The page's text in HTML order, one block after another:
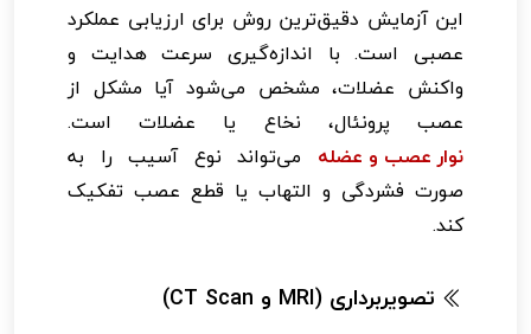
این آزمایش دقیق‌ترین روش برای ارزیابی عملکرد
عصبی است. با اندازه‌گیری سرعت هدایت و
واکنش عضلات، مشخص می‌شود آیا مشکل از
عصب پرونئال، نخاع یا عضلات است.
نوار عصب و عضله می‌تواند نوع آسیب را به
صورت فشردگی و التهاب یا قطع عصب تفکیک
کند.
تصویربرداری (MRI و CT Scan)